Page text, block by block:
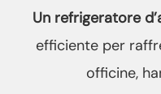
Un refrigeratore
efficiente per
officine,